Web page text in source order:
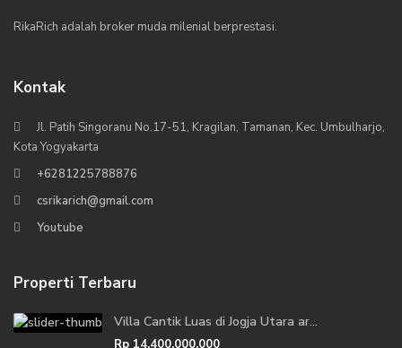
RikaRich adalah broker muda milenial berprestasi.
Kontak
Jl. Patih Singoranu No.17-51, Kragilan, Tamanan, Kec. Umbulharjo,
Kota Yogyakarta
+6281225788876
csrikarich@gmail.com
Youtube
Properti Terbaru
Villa Cantik Luas di Jogja Utara ar...
Rp 14.400.000.000